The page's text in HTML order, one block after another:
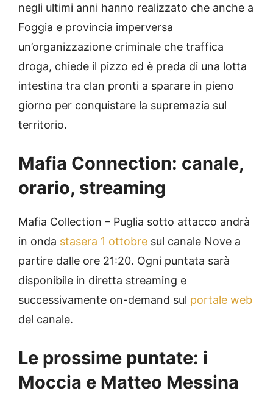
negli ultimi anni hanno realizzato che anche a
Foggia e provincia imperversa
un’organizzazione criminale che traffica
droga, chiede il pizzo ed è preda di una lotta
intestina tra clan pronti a sparare in pieno
giorno per conquistare la supremazia sul
territorio.
Mafia Connection: canale,
orario, streaming
Mafia Collection – Puglia sotto attacco andrà
in onda stasera 1 ottobre sul canale Nove a
partire dalle ore 21:20. Ogni puntata sarà
disponibile in diretta streaming e
successivamente on-demand sul portale web
del canale.
Le prossime puntate: i
Moccia e Matteo Messina